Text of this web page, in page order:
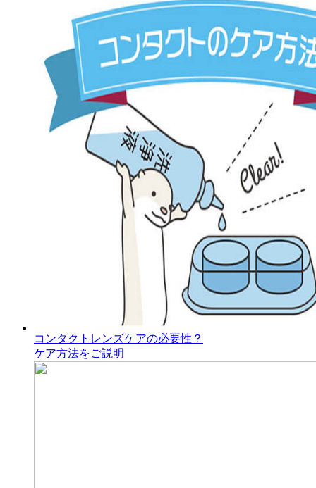
コンタクトレンズケアの必要性？
ケア方法をご説明